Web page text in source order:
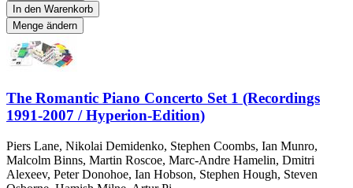
In den Warenkorb
Menge ändern
The Romantic Piano Concerto Set 1 (Recordings
1991-2007 / Hyperion-Edition)
Piers Lane, Nikolai Demidenko, Stephen Coombs, Ian Munro,
Malcolm Binns, Martin Roscoe, Marc-Andre Hamelin, Dmitri
Alexeev, Peter Donohoe, Ian Hobson, Stephen Hough, Steven